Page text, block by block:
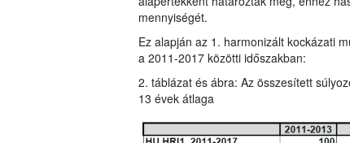
mennyiségét.
Ez alapján az 1. harmonizált kockázati
a 2011-2017 közötti időszakban:
2. táblázat és ábra: Az összesített
13 évek átlaga